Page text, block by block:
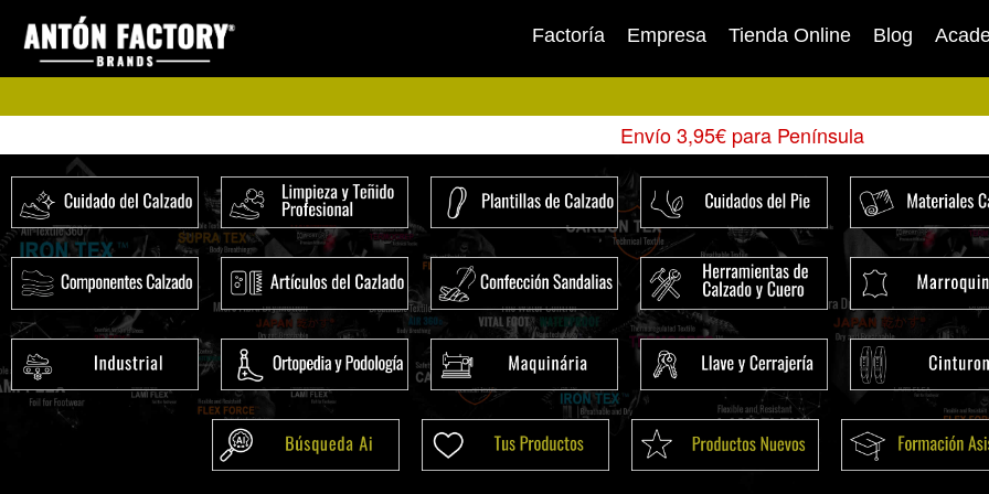
contenido
Factoría Empresa Tienda Online Blog
Envío 3,95€ para Península